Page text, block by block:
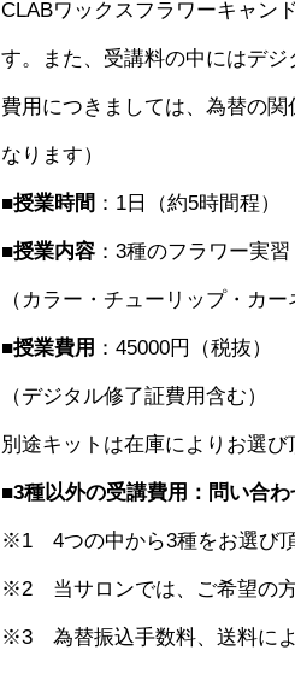
CLABワックスフラワーキャン
す。また、受講料の中にはデジ
費用につきましては、為替の
なります）
■授業時間 ：1日（約5時間程）
■授業内容 ：3種のフラワー実習
（カラー・チューリップ・カ
■授業費用 ：45000円（税抜）
（デジタル修了証費用含む）
別途キットは在庫によりお選
■3種以外の受講費用：問い合わ
※1 4つの中から3種をお選び頂
※2 当サロンでは、ご希望の方
※3 為替振込手数料、送料によ